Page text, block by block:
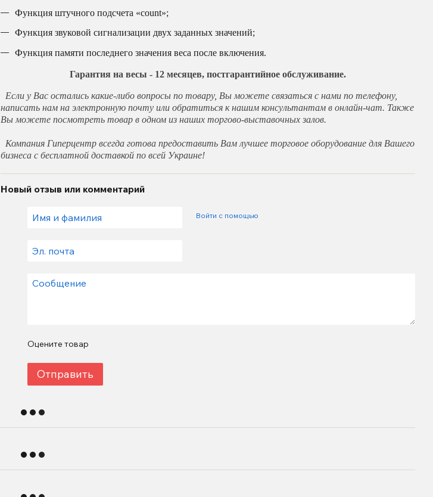
Функция штучного подсчета «count»;
Функция звуковой сигнализации двух заданных значений;
Функция памяти последнего значения веса после включения.
Гарантия на весы - 12 месяцев, постгарантийное обслуживание.
Если у Вас остались какие-либо вопросы по товару, Вы можете связаться с нами по телефону,
написать нам на электронную почту или обратиться к нашим консультантам в онлайн-чат. Также
Вы можете посмотреть товар в одном из наших торгово-выставочных залов.
Компания Гиперцентр всегда готова предоставить Вам лучшее торговое оборудование для Вашего
бизнеса с бесплатной доставкой по всей Украине!
Новый отзыв или комментарий
Войти с помощью
Оцените товар
Отправить